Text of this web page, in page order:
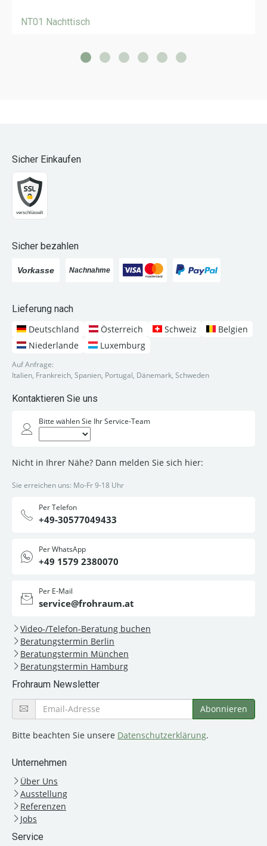
NT01 Nachttisch
Sicher Einkaufen
Sicher bezahlen
Lieferung nach
Deutschland
Österreich Schweiz
Belgien
Niederlande
Luxemburg
Auf Anfrage:
Italien, Frankreich, Spanien, Portugal, Dänemark, Schweden
Kontaktieren Sie uns
Bitte wählen Sie Ihr Service-Team
Nicht in Ihrer Nähe? Dann melden Sie sich hier:
Sie erreichen uns: Mo-Fr 9-18 Uhr
Per Telefon
+49-30577049433
Per WhatsApp
+49 1579 2380070
Per E-Mail
service@frohraum.at
Video-/Telefon-Beratung buchen
Beratungstermin Berlin
Beratungstermin München
Beratungstermin Hamburg
Frohraum Newsletter
Bitte beachten Sie unsere Datenschutzerklärung.
Unternehmen
Über Uns
Ausstellung
Referenzen
Jobs
Service